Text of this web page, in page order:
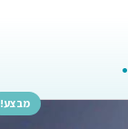
מבצע!